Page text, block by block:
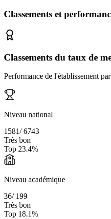
Classements et
Classements du taux de
Performance de l'établissement
Niveau national
1581/6743
Très bon
Top 23.4%
Niveau académique
36/ 199
Très bon
Top 18.1%